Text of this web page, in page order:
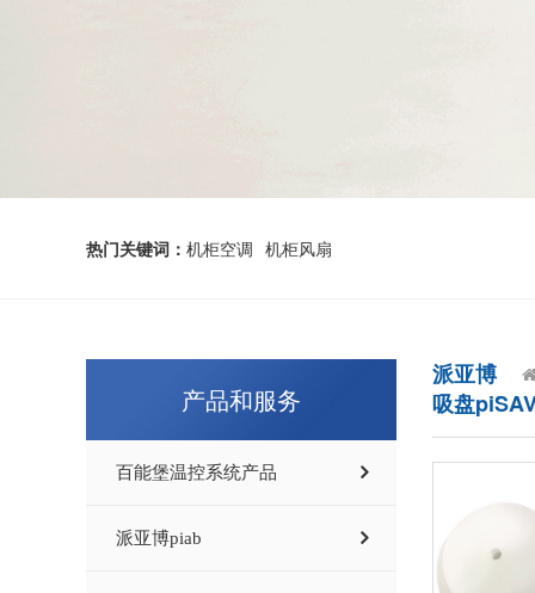
热门关键词： 机柜空调 机柜风扇
产品和服务
百能堡温控系统产品
派亚博piab
派亚博
吸盘